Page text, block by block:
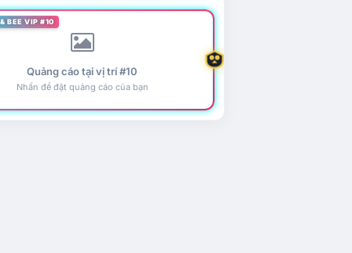
BEE VIP #10
Quảng cáo tại vị trí #10
Nhấn để đặt quảng cáo của bạn